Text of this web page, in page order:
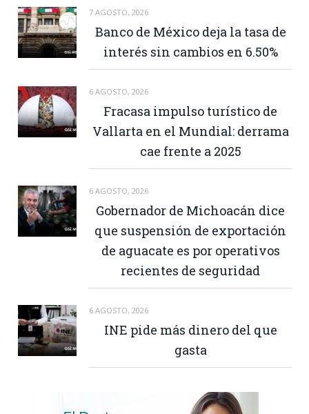
7 AGOSTO, 2026
Banco de México deja la tasa de
interés sin cambios en 6.50%
6 AGOSTO, 2026
Fracasa impulso turístico de
Vallarta en el Mundial: derrama
cae frente a 2025
6 AGOSTO, 2026
Gobernador de Michoacán dice
que suspensión de exportación
de aguacate es por operativos
recientes de seguridad
6 AGOSTO, 2026
INE pide más dinero del que
gasta